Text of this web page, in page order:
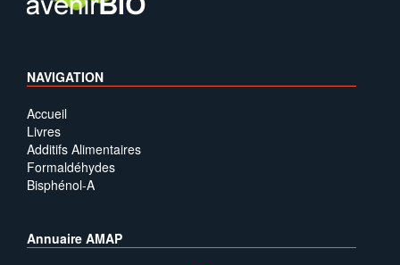
NAVIGATION
Accueil
Livres
Additifs Alimentaires
Formaldéhydes
Bisphénol-A
Annuaire AMAP